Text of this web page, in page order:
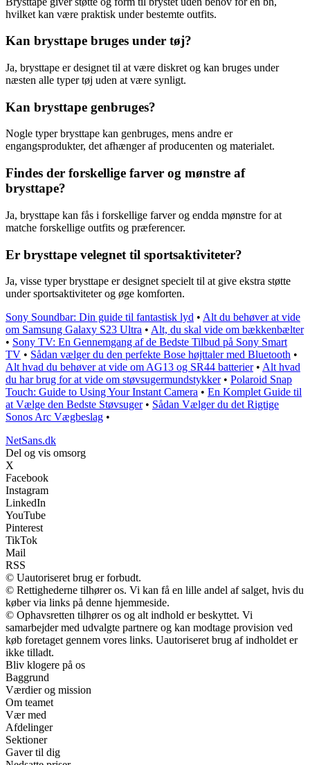
hvilket kan være praktisk under bestemte outfits.
Kan brysttape bruges under tøj?
Ja, brysttape er designet til at være diskret og kan bruges under
næsten alle typer tøj uden at være synligt.
Kan brysttape genbruges?
Nogle typer brysttape kan genbruges, mens andre er
engangsprodukter, det afhænger af producenten og materialet.
Findes der forskellige farver og mønstre af
brysttape?
Ja, brysttape kan fås i forskellige farver og endda mønstre for at
matche forskellige outfits og præferencer.
Er brysttape velegnet til sportsaktiviteter?
Ja, visse typer brysttape er designet specielt til at give ekstra støtte
under sportsaktiviteter og øge komforten.
Sony Soundbar: Din guide til fantastisk lyd • Alt du behøver at vide
om Samsung Galaxy S23 Ultra • Alt, du skal vide om bækkenbælter
• Sony TV: En Gennemgang af de Bedste Tilbud på Sony Smart
TV • Sådan vælger du den perfekte Bose højttaler med Bluetooth •
Alt hvad du behøver at vide om AG13 og SR44 batterier• Alt hvad
du har brug for at vide om støvsugermundstykker• Polaroid Snap
Touch: Guide to Using Your Instant Camera • En Komplet Guide til
at Vælge den Bedste Støvsuger• Sådan Vælger du det Rigtige
Sonos Arc Vægbeslag •
NetSans.dk
Del og vis omsorg
X
Facebook
Instagram
LinkedIn
YouTube
Pinterest
TikTok
Mail
RSS
© Uautoriseret brug er forbudt.
© Rettighederne tilhører os. Vi kan få en lille andel af salget, hvis du
køber via links på denne hjemmeside.
© Ophavsretten tilhører os og alt indhold er beskyttet. Vi
samarbejder med udvalgte partnere og kan modtage provision ved
køb foretaget gennem vores links. Uautoriseret brug af indholdet er
ikke tilladt.
Bliv klogere på os
Baggrund
Værdier og mission
Om teamet
Vær med
Afdelinger
Sektioner
Gaver til dig